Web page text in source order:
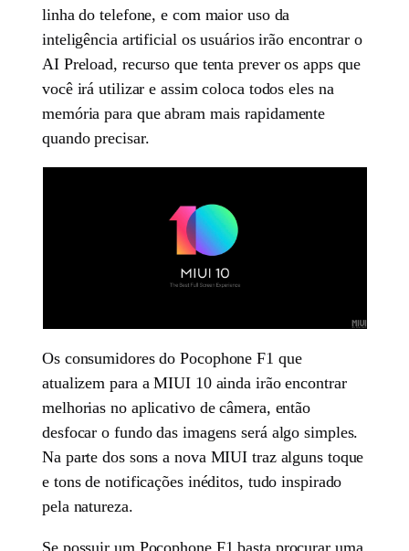
linha do telefone, e com maior uso da
inteligência artificial os usuários irão encontrar o
AI Preload, recurso que tenta prever os apps que
você irá utilizar e assim coloca todos eles na
memória para que abram mais rapidamente
quando precisar.
Os consumidores do Pocophone F1 que
atualizem para a MIUI 10 ainda irão encontrar
melhorias no aplicativo de câmera, então
desfocar o fundo das imagens será algo simples.
Na parte dos sons a nova MIUI traz alguns toque
e tons de notificações inéditos, tudo inspirado
pela natureza.
Se possuir um Pocophone F1 basta procurar uma